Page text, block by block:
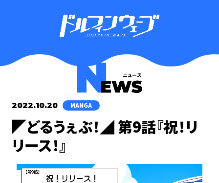
2022.10.20 MANGA
◤どるうぇぶ！◢ 第9話『祝！リ
リース！』